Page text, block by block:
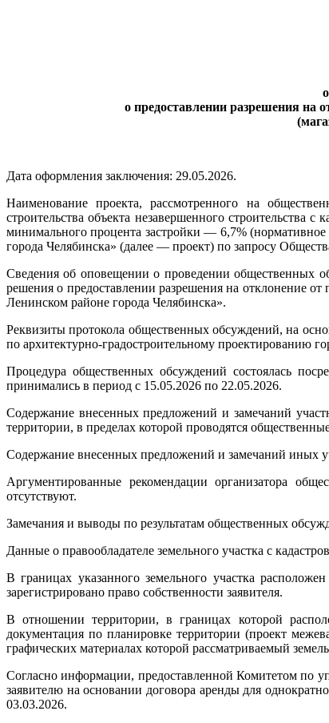
о предоставлении разрешения на
Дата оформления заключения: 29.05.2026.
Наименование проекта, рассмотренного на
строительства объекта незавершенного строительства
минимального процента застройки — 6,7%
города Челябинска» (далее — проект) по запросу
Сведения об оповещении о проведении общественных
решения о предоставлении разрешения на отклонение от
Ленинском районе города Челябинска».
Реквизиты протокола общественных обсуждений, на
по архитектурно-градостроительному проектированию
Процедура общественных обсуждений состоялась
принимались в период с 15.05.2026 по 22.05.2026.
Содержание внесенных предложений и замечаний
территории, в пределах которой проводятся
Содержание внесенных предложений и замечаний иных
Аргументированные рекомендации организатора
отсутствуют.
Замечания и выводы по результатам общественных
Данные о правообладателе земельного участка с
В границах указанного земельного участка
зарегистрировано право собственности заявителя.
В отношении территории, в границах которой
документация по планировке территории (проект
графических материалах которой рассматриваемый
Согласно информации, предоставленной Комитетом по
заявителю на основании договора аренды для
03.03.2026.